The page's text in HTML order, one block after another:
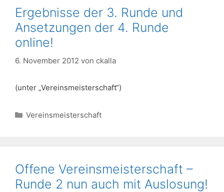
Ergebnisse der 3. Runde und
Ansetzungen der 4. Runde
online!
6. November 2012 von ckalla
(unter „Vereinsmeisterschaft“)
Kategorien
Vereinsmeisterschaft
Offene Vereinsmeisterschaft –
Runde 2 nun auch mit Auslosung!